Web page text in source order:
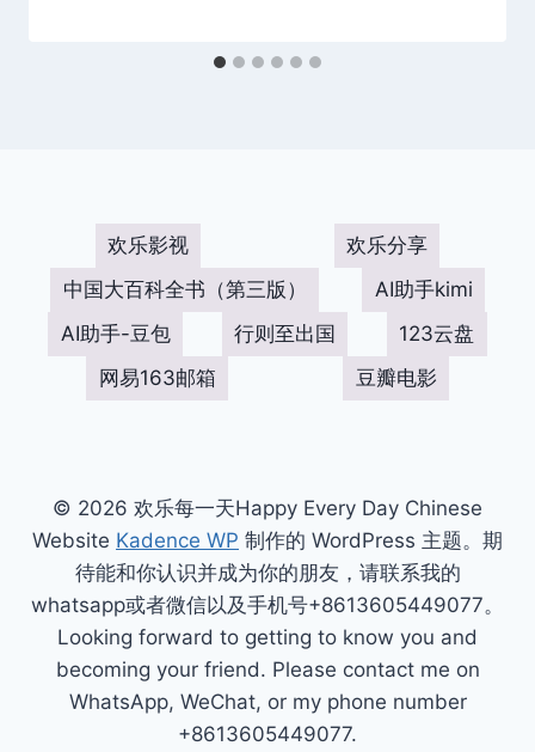
欢乐影视
欢乐分享
中国大百科全书（第三版）
AI助手kimi
AI助手-豆包
行则至出国
123云盘
网易163邮箱
豆瓣电影
© 2026 欢乐每一天Happy Every Day Chinese
Website Kadence WP 制作的 WordPress 主题。期
待能和你认识并成为你的朋友，请联系我的
whatsapp或者微信以及手机号+8613605449077。
Looking forward to getting to know you and
becoming your friend. Please contact me on
WhatsApp, WeChat, or my phone number
+8613605449077.